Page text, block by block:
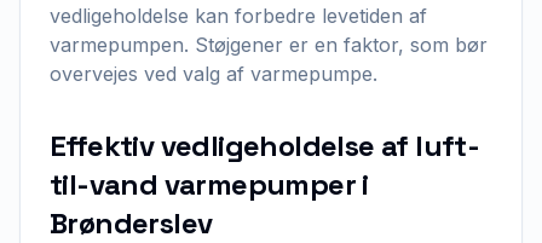
vedligeholdelse kan forbedre levetiden af
varmepumpen. Støjgener er en faktor, som bør
overvejes ved valg af varmepumpe.
Effektiv vedligeholdelse af luft-
til-vand varmepumper i
Brønderslev